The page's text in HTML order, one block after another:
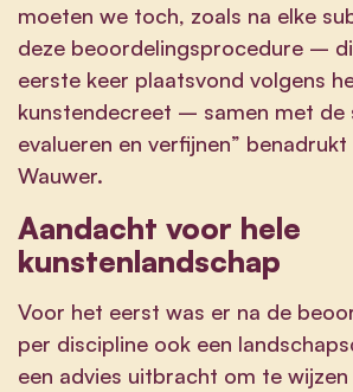
moeten we toch, zoals na elke
deze beoordelingsprocedure –
eerste keer plaatsvond volgens
kunstendecreet – samen met de
evalueren en verfijnen”
Wauwer.
Aandacht voor hele
kunstenlandschap
Voor het eerst was er na de
per discipline ook een
een advies uitbracht om te